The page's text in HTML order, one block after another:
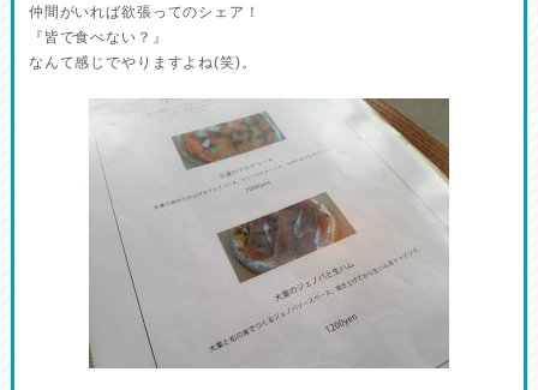
仲間がいれば欲張ってのシェア！
『皆で食べない？』
なんて感じでやりますよね(笑)。